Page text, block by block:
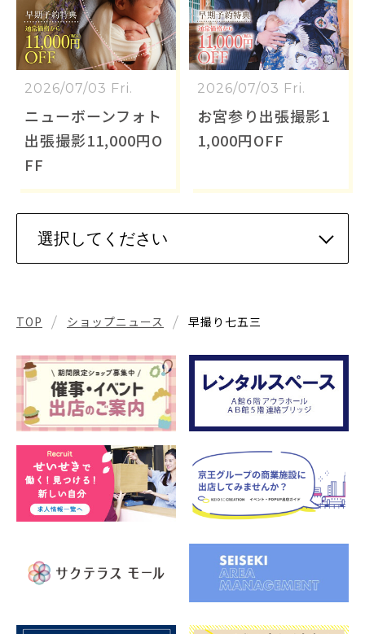
2026/07/03 Fri.
ニューボーンフォト
出張撮影11,000円O
FF
2026/07/03 Fri.
お宮参り出張撮影1
1,000円OFF
TOP ショップニュース 早撮り七五三